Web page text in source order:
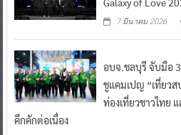
7 มีนาคม 2026
อบจ.ชลบุรี จับมือ
ชูแคมเปญ “เที่ยว
ท่องเที่ยวชาวไทย
คึกคักต่อเนื่อง